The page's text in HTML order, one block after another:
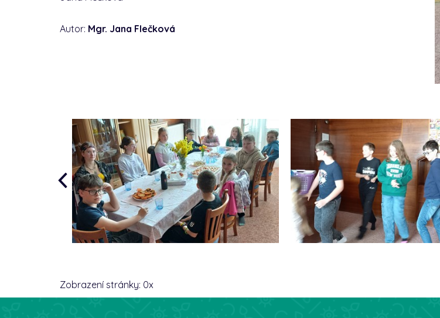
Autor: Mgr. Jana Flečková
Zobrazení stránky: 0x